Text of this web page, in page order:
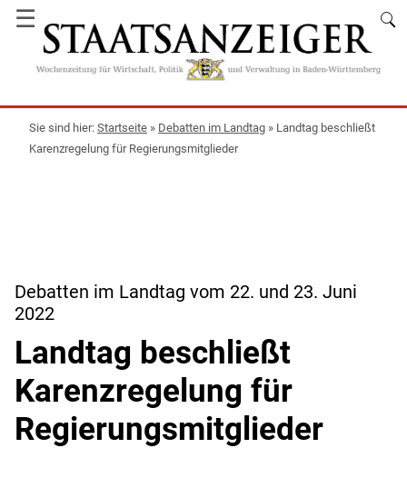
☰
Startseite » Debatten im Landtag » Landtag beschließt
Karenzregelung für Regierungsmitglieder
Debatten im Landtag vom 22. und 23. Juni
2022
Landtag beschließt
Karenzregelung für
Regierungsmitglieder